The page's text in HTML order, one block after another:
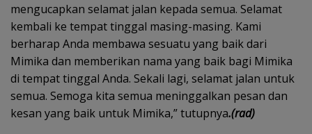
mengucapkan selamat jalan kepada semua. Selamat
kembali ke tempat tinggal masing-masing. Kami
berharap Anda membawa sesuatu yang baik dari
Mimika dan memberikan nama yang baik bagi Mimika
di tempat tinggal Anda. Sekali lagi, selamat jalan untuk
semua. Semoga kita semua meninggalkan pesan dan
kesan yang baik untuk Mimika,” tutupnya.(rad)